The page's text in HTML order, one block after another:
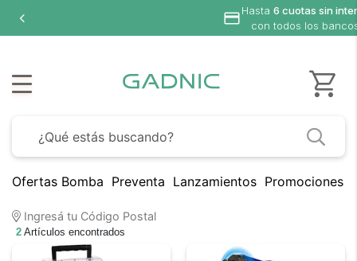
Hasta 6 cuotas sin
con todos los
Ofertas Bomba Preventa Lanzamientos Promociones
Ingresá tu Código Postal
2 Artículos encontrados